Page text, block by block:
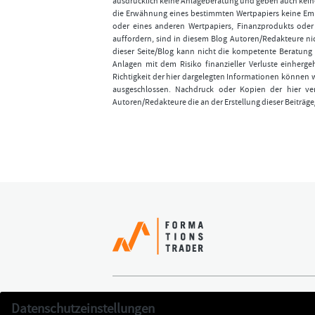
die Erwähnung eines bestimmten Wertpapiers keine
oder eines anderen Wertpapiers, Finanzprodukts
auffordern, sind in diesem Blog Autoren/Redakteure
dieser Seite/Blog kann nicht die kompetente
Anlagen mit dem Risiko finanzieller Verluste
Richtigkeit der hier dargelegten Informationen können
ausgeschlossen. Nachdruck oder Kopien der hier
Autoren/Redakteure die an der Erstellung dieser
Erfolgreich handeln
Datenschutzeinstellungen